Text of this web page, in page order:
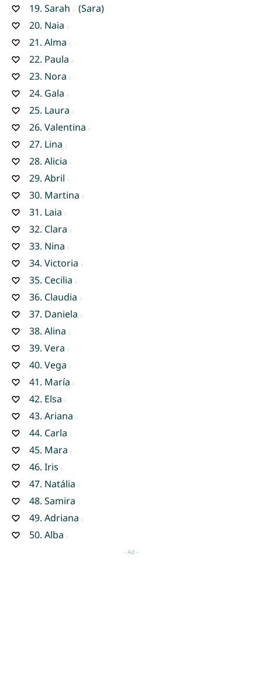
19. Sarah
(Sara)
20. Naia
21. Alma
22. Paula
23. Nora
24. Gala
25. Laura
26. Valentina
27. Lina
28. Alicia
29. Abril
30. Martina
31. Laia
32. Clara
33. Nina
34. Victoria
35. Cecilia
36. Claudia
37. Daniela
38. Alina
39. Vera
40. Vega
41. María
42. Elsa
43. Ariana
44. Carla
45. Mara
46. Iris
47. Natália
48. Samira
49. Adriana
50. Alba